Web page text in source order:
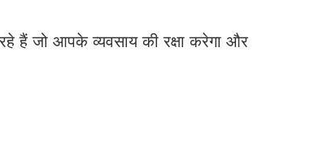
हैं जो आपके व्यवसाय की रक्षा करेगा और